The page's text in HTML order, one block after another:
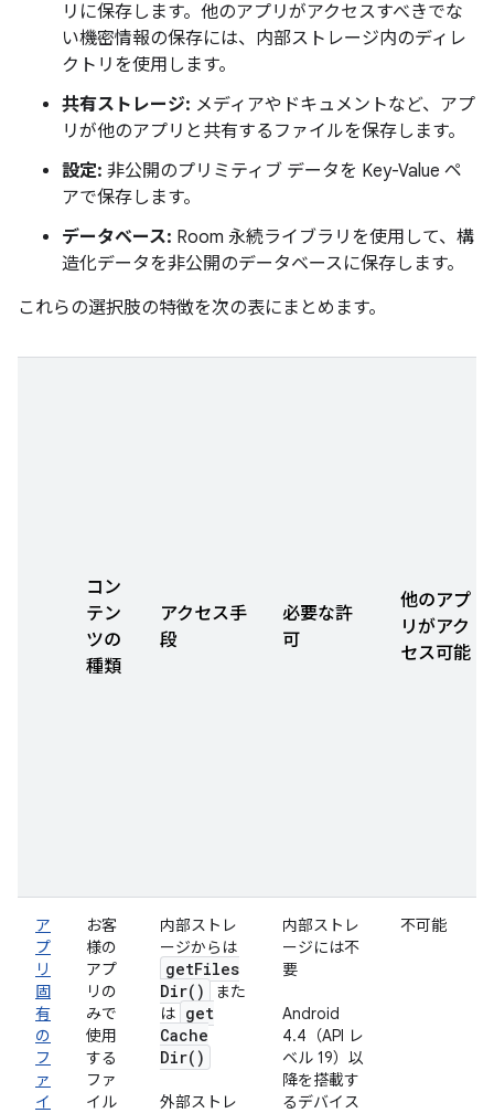
リに保存します。他のアプリがアクセスすべきでな
い機密情報の保存には、内部ストレージ内のディレ
クトリを使用します。
共有ストレージ: メディアやドキュメントなど、アプ
リが他のアプリと共有するファイルを保存します。
設定: 非公開のプリミティブ データを Key-Value ペ
アで保存します。
データベース: Room 永続ライブラリを使用して、構
造化データを非公開のデータベースに保存します。
これらの選択肢の特徴を次の表にまとめます。
コン
テン
ツの
種類
アクセス手
段
必要な許
可
他のアプ
リがアク
セス可能
ア
プ
リ
固
有
の
フ
ァ
イ
お客
様の
アプ
リの
みで
使用
する
ファ
イル
内部ストレ
ージからは
getFiles
Dir( )
また
は get
Cache
Dir( )
外部ストレ
内部ストレ
ージには不
要
Android
4.4（API レ
ベル 19）以
降を搭載す
るデバイス
不可能